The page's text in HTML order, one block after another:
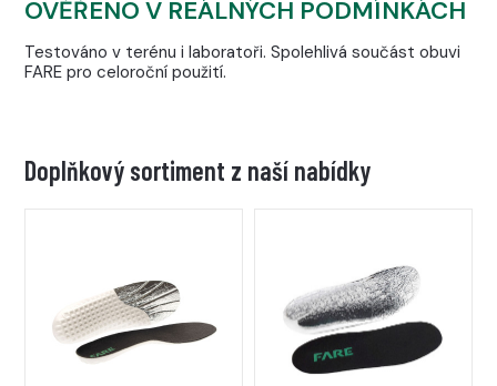
OVĚŘENO V REÁLNÝCH PODMÍNKÁCH
Testováno v terénu i laboratoři. Spolehlivá součást obuvi
FARE pro celoroční použití.
Doplňkový sortiment z naší nabídky